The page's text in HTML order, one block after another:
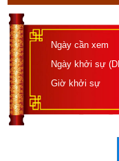
Ngày cần xem
Ngày khởi sự
Giờ khởi sự